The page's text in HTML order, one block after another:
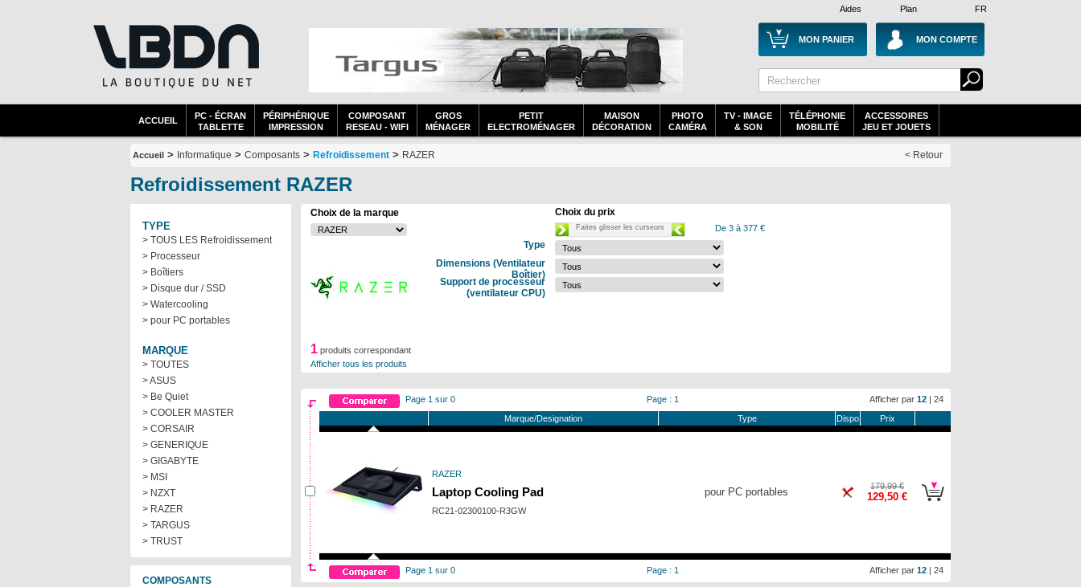
Plan
Aides FR
MON PANIER MON COMPTE
ACCUEIL
PC - ÉCRAN
TABLETTE
PÉRIPHÉRIQUE
IMPRESSION
COMPOSANT
RESEAU - WIFI
GROS
MÉNAGER
PETIT
ELECTROMÉNAGER
MAISON
DÉCORATION
PHOTO
CAMÉRA
TV - IMAGE
& SON
TÉLÉPHONIE
MOBILITÉ
ACCESSOIRES
JEU ET JOUETS
Accueil > Informatique > Composants > Refroidissement > RAZER < Retour
Refroidissement RAZER
TYPE
> TOUS LES Refroidissement
> Processeur
> Boîtiers
> Disque dur / SSD
> Watercooling
> pour PC portables
MARQUE
> TOUTES
> ASUS
> Be Quiet
> COOLER MASTER
> CORSAIR
> GENERIQUE
> GIGABYTE
> MSI
> NZXT
> RAZER
> TARGUS
> TRUST
COMPOSANTS
Choix de la marque Choix du prix
Faites glisser les curseurs De 3 à 377 €
Type
Dimensions (Ventilateur
Boîtier)
Support de processeur
(ventilateur CPU)
1 produits correspondant
Afficher tous les produits
Afficher par 12 | 24
Page 1 sur 0
Page : 1
Marque/Designation
Type Dispo Prix
RAZER
Laptop Cooling Pad
RC21-02300100-R3GW
pour PC portables 179,99 €
129,50 €
Afficher par 12 | 24
Page 1 sur 0 Page : 1